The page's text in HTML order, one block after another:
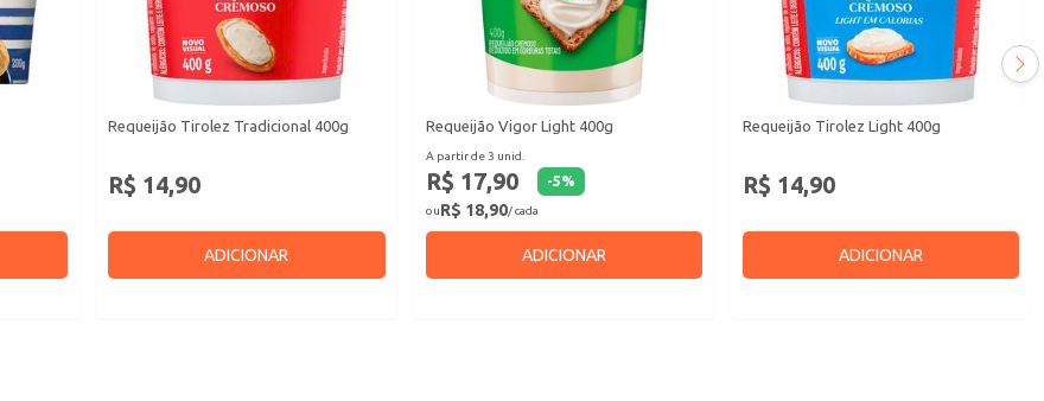
Requeijão Tirolez Tradicional 400g
R$ 14,90
ADICIONAR
Requeijão Vigor Light 400g
A partir de 3 unid.
R$ 17,90 -5%
ouR$ 18,90/ cada
ADICIONAR
Requeijão Tirolez Light 400g
R$ 14,90
ADICIONAR